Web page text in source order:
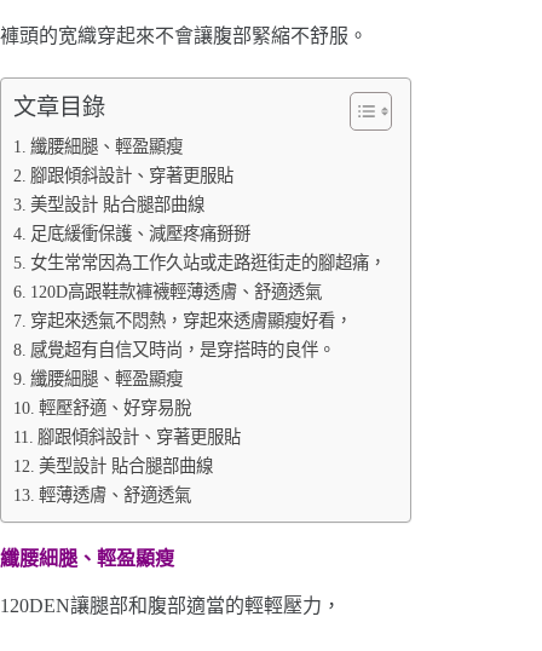
褲頭的宽織穿起來不會讓腹部緊縮不舒服。
文章目錄
纖腰細腿、輕盈顯瘦
腳跟傾斜設計、穿著更服貼
美型設計 貼合腿部曲線
足底緩衝保護、減壓疼痛掰掰
女生常常因為工作久站或走路逛街走的腳超痛，
120D高跟鞋款褲襪輕薄透膚、舒適透氣
穿起來透氣不悶熱，穿起來透膚顯瘦好看，
感覺超有自信又時尚，是穿搭時的良伴。
纖腰細腿、輕盈顯瘦
輕壓舒適、好穿易脫
腳跟傾斜設計、穿著更服貼
美型設計 貼合腿部曲線
輕薄透膚、舒適透氣
纖腰細腿、輕盈顯瘦
120DEN讓腿部和腹部適當的輕輕壓力，